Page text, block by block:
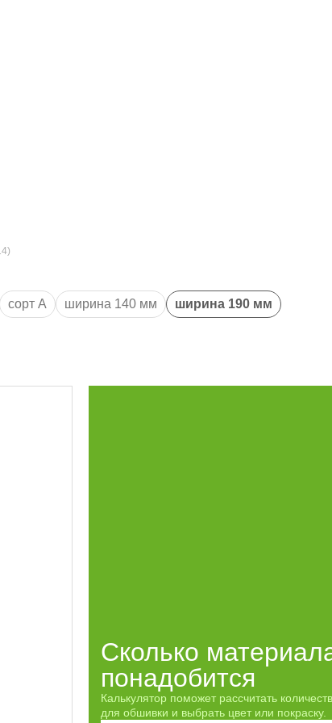
сорт А ширина 140 мм
ширина 190 мм
Сколько
понадобится
Калькулятор поможет рассчитать
для обшивки и выбрать цвет или покраску.